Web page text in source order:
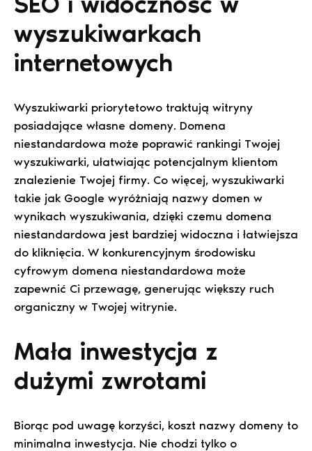
wyszukiwarkach
internetowych
Wyszukiwarki priorytetowo traktują witryny
posiadające własne domeny. Domena
niestandardowa może poprawić rankingi Twojej
wyszukiwarki, ułatwiając potencjalnym klientom
znalezienie Twojej firmy. Co więcej, wyszukiwarki
takie jak Google wyróżniają nazwy domen w
wynikach wyszukiwania, dzięki czemu domena
niestandardowa jest bardziej widoczna i łatwiejsza
do kliknięcia. W konkurencyjnym środowisku
cyfrowym domena niestandardowa może
zapewnić Ci przewagę, generując większy ruch
organiczny w Twojej witrynie.
Mała inwestycja z
dużymi zwrotami
Biorąc pod uwagę korzyści, koszt nazwy domeny to
minimalna inwestycja. Nie chodzi tylko o